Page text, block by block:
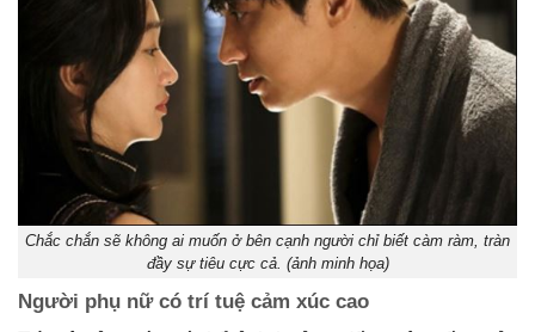
Chắc chắn sẽ không ai muốn ở bên cạnh người chỉ biết càm ràm, tràn
đầy sự tiêu cực cả. (ảnh minh họa)
Người phụ nữ có trí tuệ cảm xúc cao